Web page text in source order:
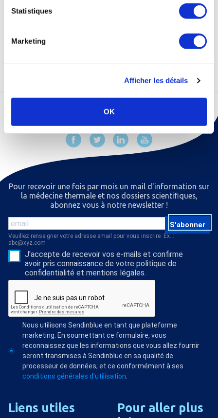
Statistiques
Marketing
Afficher les détails
OK
presse PACThe
presse "Du SMR au
930 Ko
Pour recevoir une fois par mois un mail d'information sur
la médecine thermale et nos dossiers scientiﬁques,
abonnez vous à notre newsletter !
S'abonner
Veuillez renseigner votre adresse email pour vous inscrire. Ex. :
abc@xyz.com
J'accepte de recevoir vos e-mails et confirme
avoir pris connaissance de votre politique de
confidentialité et mentions légales.
Nous utilisons Sendinblue en tant que plateforme
marketing. En soumettant ce formulaire, vous
reconnaissez que les informations que vous allez fournir
seront transmises à Sendinblue en sa qualité de
processeur de données; et ce conformément à ses
conditions générales d'utilisation.
Liens utiles Pour aller plus